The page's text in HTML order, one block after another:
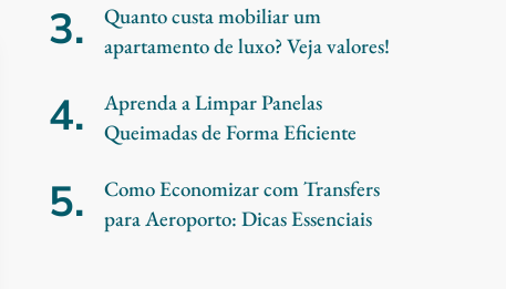
Quanto custa mobiliar um
apartamento de luxo? Veja valores!
Aprenda a Limpar Panelas
Queimadas de Forma Eficiente
Como Economizar com Transfers
para Aeroporto: Dicas Essenciais